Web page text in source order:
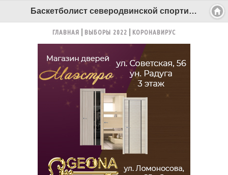
Баскетболист северодвинской спортивной школы №1: «Хочу попасть в высшую баскетбольную лигу мира» - Беломорканал Северодвинск tv29.ru
ГЛАВНАЯ ВЫБОРЫ 2022 КОРОНАВИРУС